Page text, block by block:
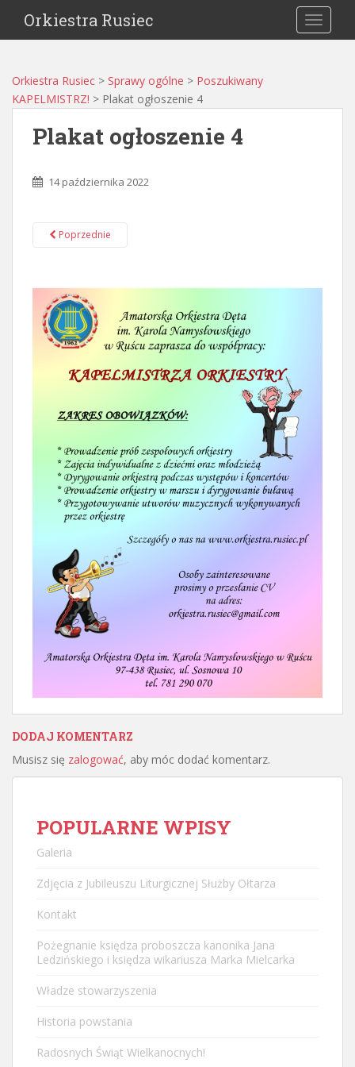
Orkiestra Rusiec
Orkiestra Rusiec > Sprawy ogólne > Poszukiwany
KAPELMISTRZ! > Plakat ogłoszenie 4
Plakat ogłoszenie 4
14 października 2022
Poprzednie
DODAJ KOMENTARZ
Musisz się zalogować, aby móc dodać komentarz.
POPULARNE WPISY
Galeria
Zdjęcia z Jubileuszu Liturgicznej Służby Ołtarza
Kontakt
Pożegnanie księdza proboszcza kanonika Jana
Ledzińskiego i księdza wikariusza Marka Mielcarka
Władze stowarzyszenia
Historia powstania
Radosnych Świąt Wielkanocnych!